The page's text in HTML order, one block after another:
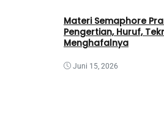
Materi Semaphore
Pengertian, Huruf,
Menghafalnya
Juni 15, 2026